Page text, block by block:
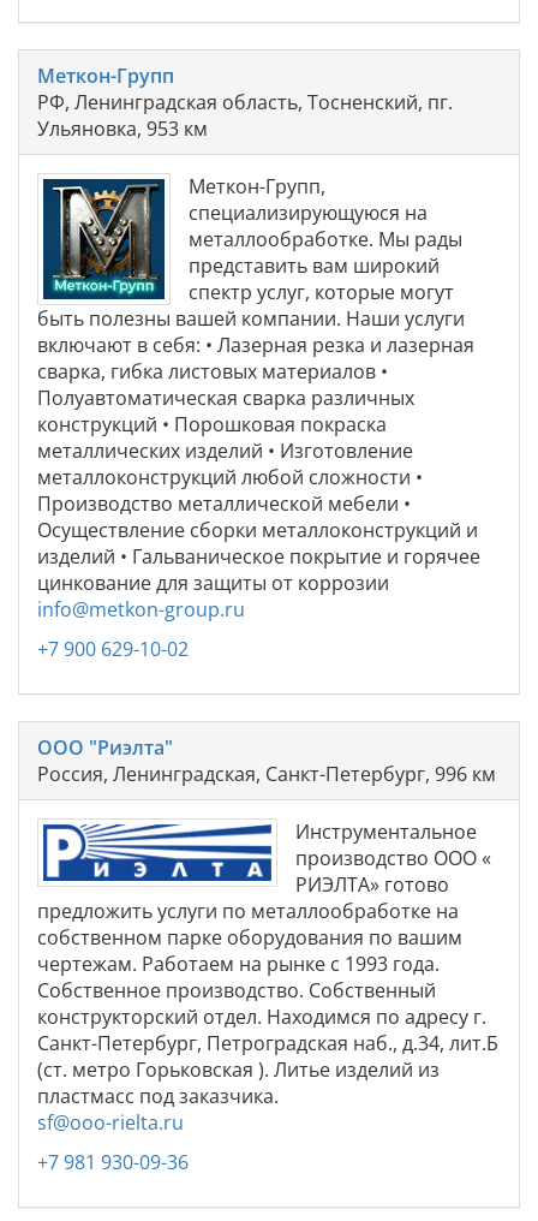
Меткон-Групп
РФ, Ленинградская область, Тосненский, пг.
Ульяновка, 953 км
Меткон-Групп,
специализирующуюся на
металлообработке. Мы рады
представить вам широкий
спектр услуг, которые могут
быть полезны вашей компании. Наши услуги
включают в себя: • Лазерная резка и лазерная
сварка, гибка листовых материалов •
Полуавтоматическая сварка различных
конструкций • Порошковая покраска
металлических изделий • Изготовление
металлоконструкций любой сложности •
Производство металлической мебели •
Осуществление сборки металлоконструкций и
изделий • Гальваническое покрытие и горячее
цинкование для защиты от коррозии
info@metkon-group.ru
+7 900 629-10-02
ООО "Риэлта"
Россия, Ленинградская, Санкт-Петербург, 996 км
Инструментальное
производство ООО «
РИЭЛТА» готово
предложить услуги по металлообработке на
собственном парке оборудования по вашим
чертежам. Работаем на рынке с 1993 года.
Собственное производство. Собственный
конструкторский отдел. Находимся по адресу г.
Санкт-Петербург, Петроградская наб., д.34, лит.Б
(ст. метро Горьковская ). Литье изделий из
пластмасс под заказчика.
sf@ooo-rielta.ru
+7 981 930-09-36